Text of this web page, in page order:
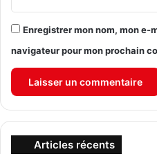
Enregistrer mon nom, mon e-
navigateur pour mon prochain
Articles récents